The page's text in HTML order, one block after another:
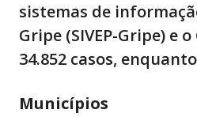
sistemas de
Gripe (SIVEP-Gripe) e
34.852 casos,
Municípios